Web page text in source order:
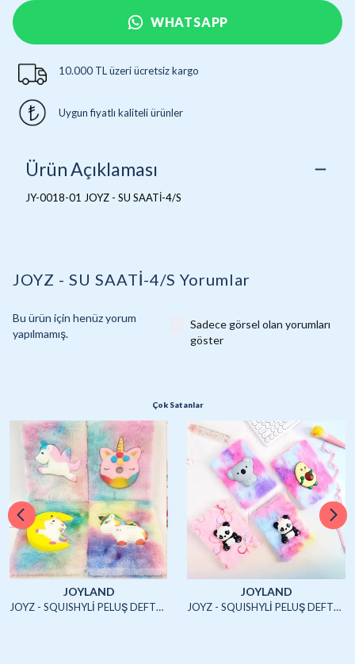
WHATSAPP
10.000 TL üzeri ücretsiz kargo
Uygun fiyatlı kaliteli ürünler
Ürün Açıklaması
JY-0018-01 JOYZ - SU SAATİ-4/S
JOYZ - SU SAATİ-4/S Yorumlar
Bu ürün için henüz yorum
yapılmamış.
Sadece görsel olan yorumları
göster
Çok Satanlar
JOYLAND
JOYZ - SQUISHYLİ PELUŞ DEFTER A5 (UNICORN2)-4/S
JOYLAND
JOYZ - SQUISHYLİ PELUŞ DEFTER A5 (HAYVANLAR)-4/S